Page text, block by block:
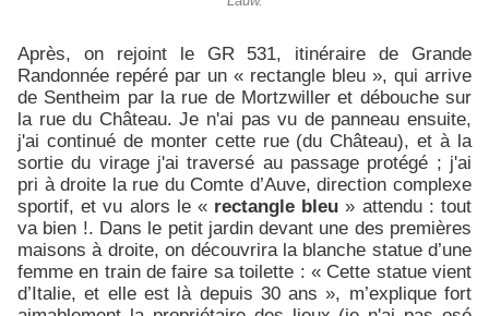
Après, on rejoint le GR 531, itinéraire de Grande
Randonnée repéré par un « rectangle bleu », qui arrive
de Sentheim par la rue de Mortzwiller et débouche sur
la rue du Château. Je n'ai pas vu de panneau ensuite,
j'ai continué de monter cette rue (du Château), et à la
sortie du virage j'ai traversé au passage protégé ; j'ai
pri à droite la rue du Comte d’Auve, direction complexe
sportif, et vu alors le « rectangle bleu » attendu : tout
va bien !. Dans le petit jardin devant une des premières
maisons à droite, on découvrira la blanche statue d’une
femme en train de faire sa toilette : « Cette statue vient
d’Italie, et elle est là depuis 30 ans », m’explique fort